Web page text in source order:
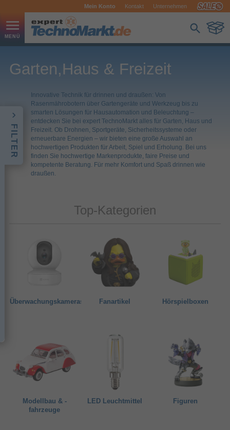
Mein Konto Kontakt Unternehmen
FILTER
Garten,Haus & Freizeit
Innovative Technik für drinnen und draußen: Von
Rasenmährobotern über Gartengeräte und Werkzeug bis zu
smarten Lösungen für Hausautomation und Beleuchtung –
entdecken Sie bei expert TechnoMarkt alles für Garten, Haus und
Freizeit. Ob Drohnen, Sportgeräte, Sicherheitssysteme oder
erneuerbare Energien – wir bieten eine große Auswahl an
hochwertigen Produkten für Arbeit, Spiel und Erholung. Bei uns
finden Sie hochwertige Markenprodukte, faire Preise und
kompetente Beratung. Für mehr Komfort und Spaß drinnen wie
draußen.
Top-Kategorien
Überwachungskameras Fanartikel Hörspielboxen
Modellbau & -
fahrzeuge
LED Leuchtmittel Figuren